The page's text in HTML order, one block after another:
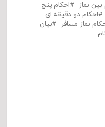
بین نماز
احکام پنج
احکام دو دقیقه ای
نماز مسافر
بیان